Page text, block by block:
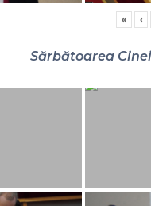
« ‹
Sărbătoarea